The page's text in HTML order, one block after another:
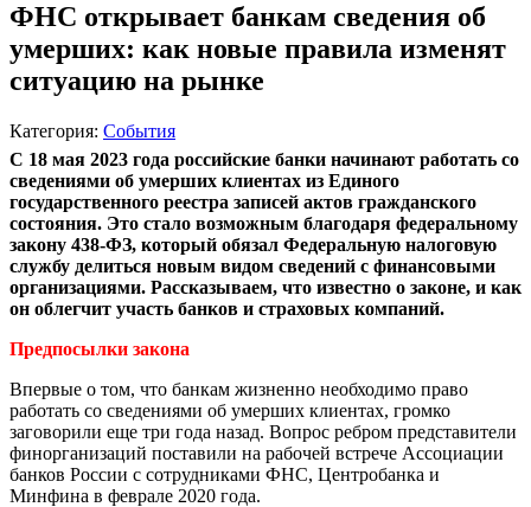
ФНС открывает банкам сведения об
умерших: как новые правила изменят
ситуацию на рынке
Категория: События
С 18 мая 2023 года российские банки начинают работать со
сведениями об умерших клиентах из Единого
государственного реестра записей актов гражданского
состояния. Это стало возможным благодаря федеральному
закону 438-ФЗ, который обязал Федеральную налоговую
службу делиться новым видом сведений с финансовыми
организациями. Рассказываем, что известно о законе, и как
он облегчит участь банков и страховых компаний.
Предпосылки закона
Впервые о том, что банкам жизненно необходимо право
работать со сведениями об умерших клиентах, громко
заговорили еще три года назад. Вопрос ребром представители
финорганизаций поставили на рабочей встрече Ассоциации
банков России с сотрудниками ФНС, Центробанка и
Минфина в феврале 2020 года.